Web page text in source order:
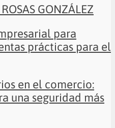
GONZÁLEZ
para
prácticas para el
en el comercio:
una seguridad más